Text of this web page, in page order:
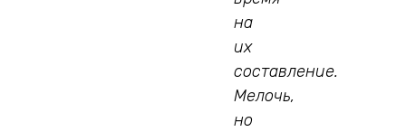
на
их
составление.
Мелочь,
но